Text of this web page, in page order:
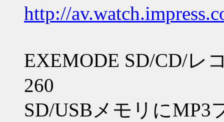
http://
EXEMODE SD/CD/レ
260
SD/USBメモリに